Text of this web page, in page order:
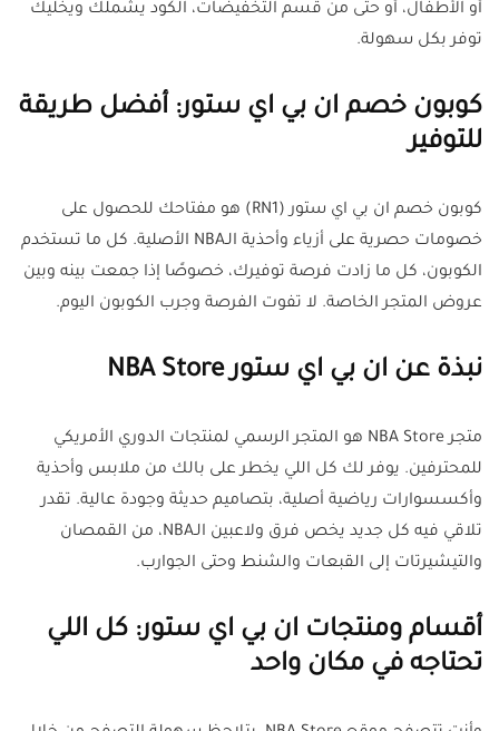
أو الأطفال، أو حتى من قسم التخفيضات، الكود يشملك ويخليك
توفر بكل سهولة.
كوبون خصم ان بي اي ستور: أفضل طريقة
للتوفير
كوبون خصم ان بي اي ستور (RN1) هو مفتاحك للحصول على
خصومات حصرية على أزياء وأحذية الـNBA الأصلية. كل ما تستخدم
الكوبون، كل ما زادت فرصة توفيرك، خصوصًا إذا جمعت بينه وبين
عروض المتجر الخاصة. لا تفوت الفرصة وجرب الكوبون اليوم.
نبذة عن ان بي اي ستور NBA Store
متجر NBA Store هو المتجر الرسمي لمنتجات الدوري الأمريكي
للمحترفين. يوفر لك كل اللي يخطر على بالك من ملابس وأحذية
وأكسسوارات رياضية أصلية، بتصاميم حديثة وجودة عالية. تقدر
تلاقي فيه كل جديد يخص فرق ولاعبين الـNBA، من القمصان
والتيشيرتات إلى القبعات والشنط وحتى الجوارب.
أقسام ومنتجات ان بي اي ستور: كل اللي
تحتاجه في مكان واحد